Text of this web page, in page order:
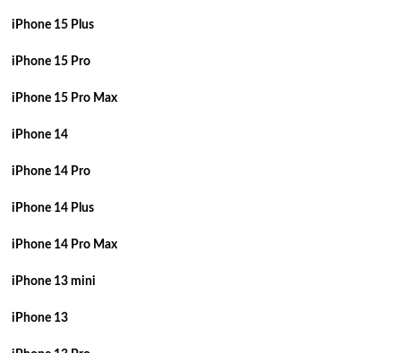
iPhone 15 Plus
iPhone 15 Pro
iPhone 15 Pro Max
iPhone 14
iPhone 14 Pro
iPhone 14 Plus
iPhone 14 Pro Max
iPhone 13 mini
iPhone 13